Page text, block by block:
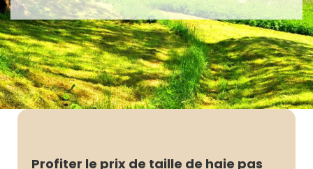
Profiter le prix de taille de haie pas